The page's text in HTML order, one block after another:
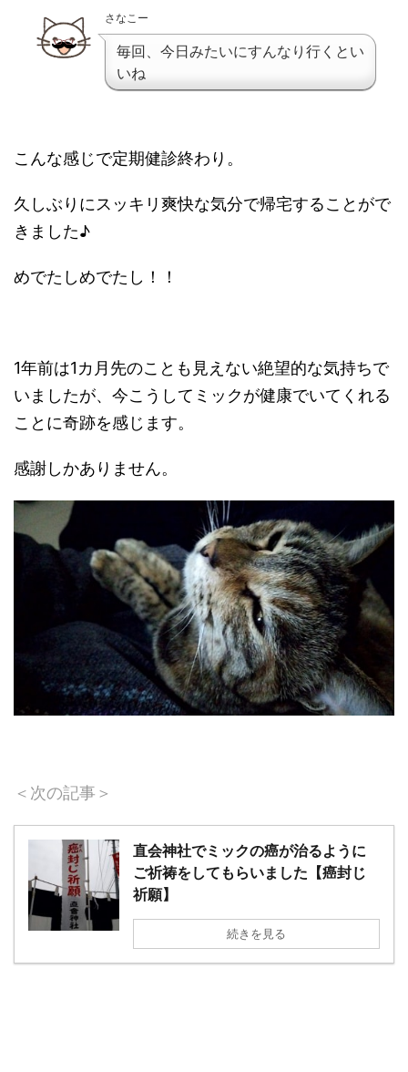
さなこー
毎回、今日みたいにすんなり行くとい
いね
こんな感じで定期健診終わり。
久しぶりにスッキリ爽快な気分で帰宅することがで
きました♪
めでたしめでたし！！
1年前は1カ月先のことも見えない絶望的な気持ちで
いましたが、今こうしてミックが健康でいてくれる
ことに奇跡を感じます。
感謝しかありません。
＜次の記事＞
直会神社でミックの癌が治るように
ご祈祷をしてもらいました【癌封じ
祈願】
続きを見る